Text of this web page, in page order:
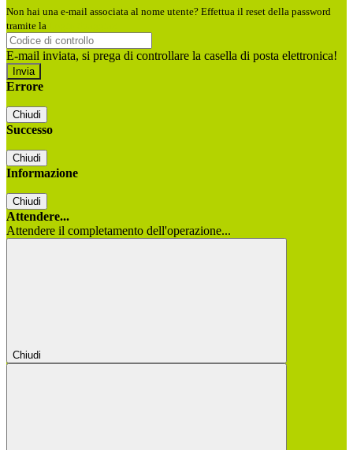
Non hai una e-mail associata al nome utente? Effettua il reset della password
tramite la
E-mail inviata, si prega di controllare la casella di posta elettronica!
Errore
Chiudi
Successo
Chiudi
Informazione
Chiudi
Attendere...
Attendere il completamento dell'operazione...
Chiudi